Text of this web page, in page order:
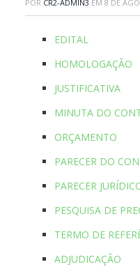
POR CR2-ADMIN3 EM 8 DE
EDITAL
HOMOLOGAÇÃO
JUSTIFICATIVA
MINUTA DO
ORÇAMENTO
PARECER DO
PARECER
PESQUISA DE
TERMO DE
ADJUDICAÇÃO